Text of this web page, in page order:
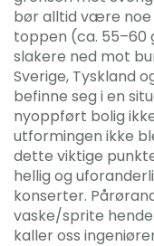
bør alltid være noe
toppen (ca. 55–60
slakere ned mot
Sverige, Tyskland
befinne seg i en
nyoppført bolig
utformingen ikke
dette viktige
hellig og
konserter.
vaske/sprite
kaller oss